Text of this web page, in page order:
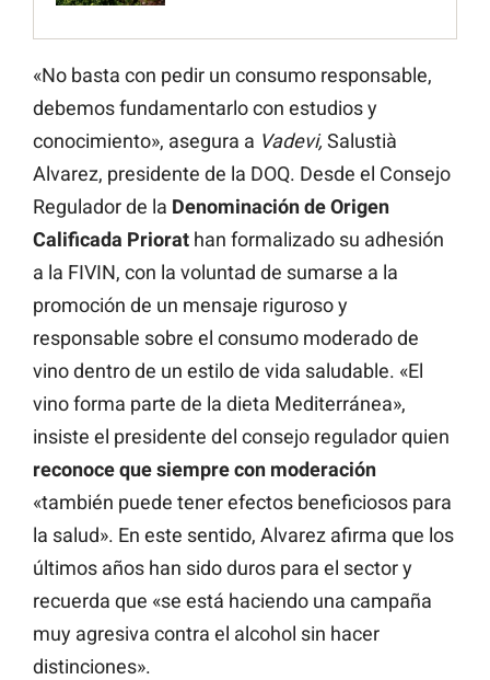
«No basta con pedir un consumo responsable,
debemos fundamentarlo con estudios y
conocimiento», asegura a Vadevi, Salustià
Alvarez, presidente de la DOQ. Desde el Consejo
Regulador de la Denominación de Origen
Calificada Priorat han formalizado su adhesión
a la FIVIN, con la voluntad de sumarse a la
promoción de un mensaje riguroso y
responsable sobre el consumo moderado de
vino dentro de un estilo de vida saludable. «El
vino forma parte de la dieta Mediterránea»,
insiste el presidente del consejo regulador quien
reconoce que siempre con moderación
«también puede tener efectos beneficiosos para
la salud». En este sentido, Alvarez afirma que los
últimos años han sido duros para el sector y
recuerda que «se está haciendo una campaña
muy agresiva contra el alcohol sin hacer
distinciones».